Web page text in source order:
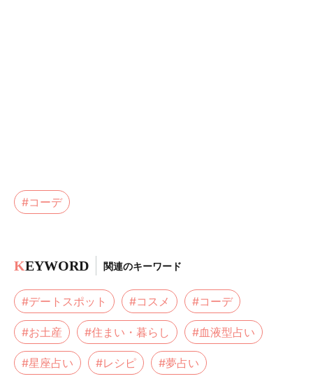
#コーデ
KEYWORD 関連のキーワード
#デートスポット #コスメ #コーデ
#お土産 #住まい・暮らし #血液型占い
#星座占い #レシピ #夢占い